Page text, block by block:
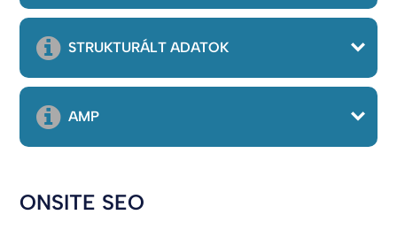
STRUKTURÁLT ADATOK
AMP
ONSITE SEO